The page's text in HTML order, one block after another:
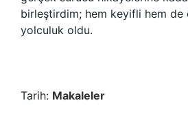
birleştirdim; hem keyifli hem de
yolculuk oldu.
Tarih: Makaleler